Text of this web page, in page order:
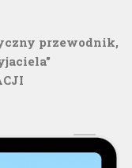
przewodnik,